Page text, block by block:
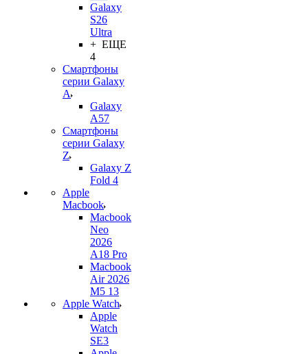
Galaxy
S26
Ultra
+ ЕЩЕ
4
Смартфоны
серии Galaxy
A
Galaxy
A57
Смартфоны
серии Galaxy
Z
Galaxy Z
Fold 4
Apple
Macbook
Macbook
Neo
2026
A18 Pro
Macbook
Air 2026
M5 13
Apple Watch
Apple
Watch
SE3